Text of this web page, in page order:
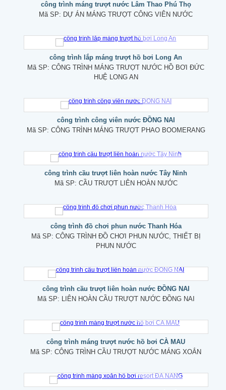
công trình máng trượt nước Lâm Thao Phú Thọ
Mã SP: DỰ ÁN MÁNG TRƯỢT CÔNG VIÊN NƯỚC
công trình lắp máng trượt hồ bơi Long An
Mã SP:CÔNG TRÌNH MÁNG TRƯỢT NƯỚC HỒ BƠI ĐỨC
HUỆ LONG AN
công trình công viên nước ĐỒNG NAI
Mã SP: CÔNG TRÌNH MÁNG TRƯỢT PHAO BOOMERANG
công trình cầu trượt liên hoàn nước Tây Ninh
Mã SP: CẦU TRƯỢT LIÊN HOÀN NƯỚC
công trình đồ chơi phun nước Thanh Hóa
Mã SP: CÔNG TRÌNH ĐỒ CHƠI PHUN NƯỚC, THIẾT BỊ
PHUN NƯỚC
công trình cầu trượt liên hoàn nước ĐỒNG NAI
Mã SP:
LIÊN HOÀN CẦU TRƯỢT NƯỚC ĐỒNG NAI
công trình máng trượt nước hồ bơi CÀ MAU
Mã SP:CÔNG TRÌNH CẦU TRƯỢT NƯỚC MÁNG XOẮN